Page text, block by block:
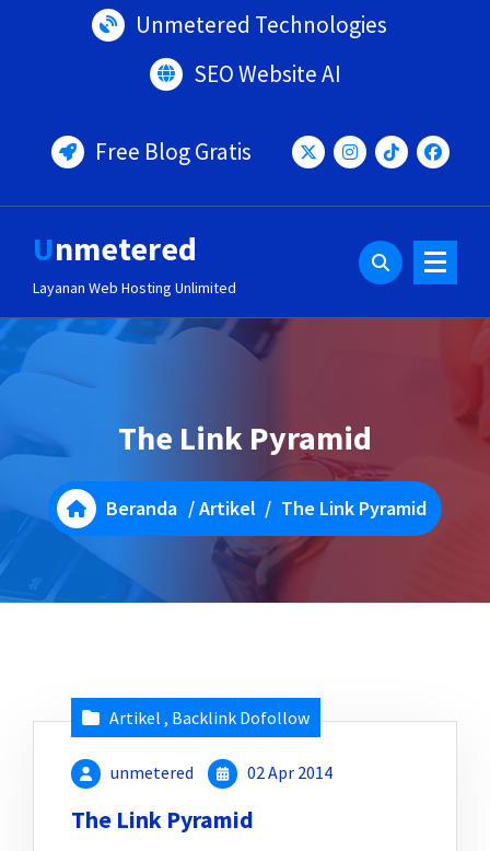
Unmetered Technologies
SEO Website AI
Free Blog Gratis
Unmetered
Layanan Web Hosting Unlimited
The Link Pyramid
Beranda /Artikel / The Link Pyramid
Artikel , Backlink Dofollow
unmetered 02 Apr 2014
The Link Pyramid